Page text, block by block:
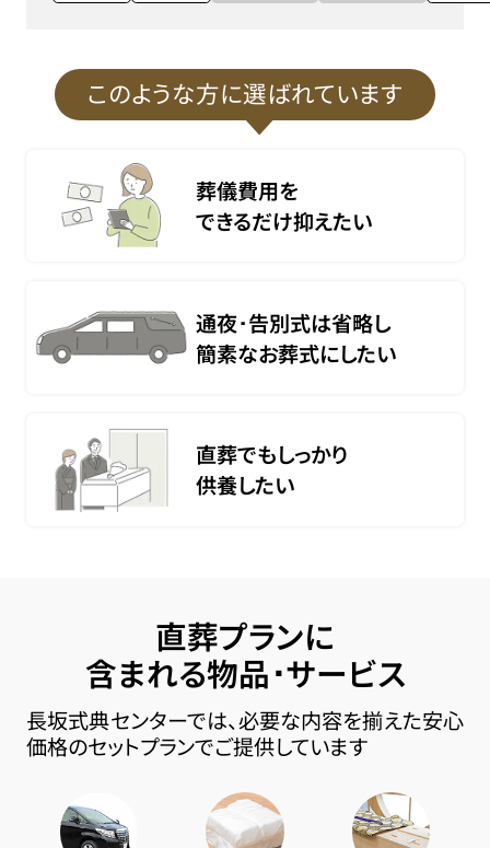
このような方に選ばれています
葬儀費用を
できるだけ抑えたい
通夜･告別式は省略し
簡素なお葬式にしたい
直葬でもしっかり
供養したい
直葬プランに
含まれる物品･サービス
長坂式典センターでは、必要な内容を揃えた安心
価格のセットプランでご提供しています